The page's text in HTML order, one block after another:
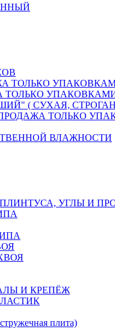
ТОЛЬКО
ТОЛЬКО
( СУХАЯ,
ТОЛЬКО
ВЛАЖНОСТИ
УГЛЫ И
И КРЕПЁЖ
плита)